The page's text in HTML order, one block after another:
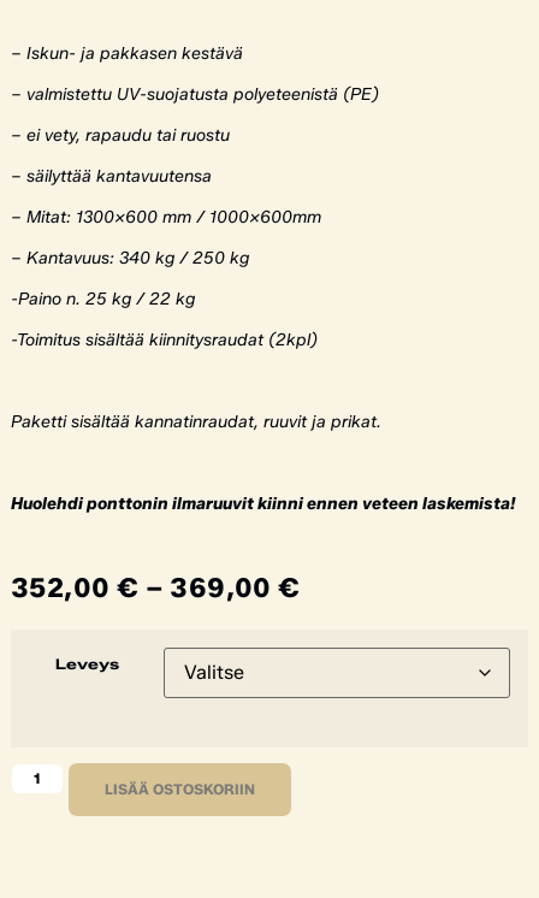
– Iskun- ja pakkasen kestävä
– valmistettu UV-suojatusta polyeteenistä (PE)
– ei vety, rapaudu tai ruostu
– säilyttää kantavuutensa
– Mitat: 1300×600 mm / 1000x600mm
– Kantavuus: 340 kg / 250 kg
-Paino n. 25 kg / 22 kg
-Toimitus sisältää kiinnitysraudat (2kpl)
Paketti sisältää kannatinraudat, ruuvit ja prikat.
Huolehdi ponttonin ilmaruuvit kiinni ennen veteen laskemista!
352,00 € – 369,00€
Leveys
LISÄÄ OSTOSKORIIN